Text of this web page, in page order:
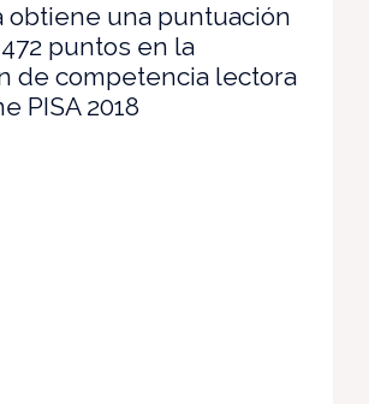
obtiene una puntuación
puntos en la
de competencia lectora
PISA 2018